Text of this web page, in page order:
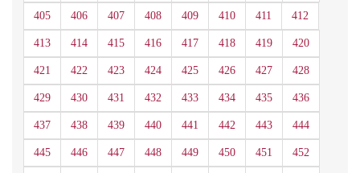
405 406 407 408 409 410 411 412
413 414 415 416 417 418 419 420
421 422 423 424 425 426 427 428
429 430 431 432 433 434 435 436
437 438 439 440 441 442 443 444
445 446 447 448 449 450 451 452